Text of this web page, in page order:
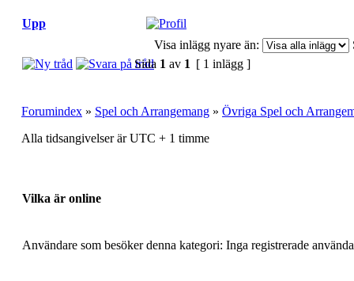
Upp
Visa inlägg nyare än:
Sida 1 av 1 [ 1 inlägg ]
Forumindex » Spel och Arrangemang » Övriga Spel och
Alla tidsangivelser är UTC + 1 timme
Vilka är online
Användare som besöker denna kategori: Inga registrerade